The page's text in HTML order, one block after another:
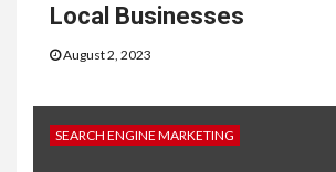
Local Businesses
August 2, 2023
SEARCH ENGINE MARKETING